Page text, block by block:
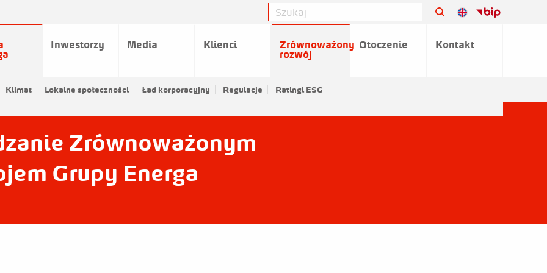
Grupy Energa Informacja o realizowanej strategii podatkowej
Inwestorzy Media Klienci
Zrównoważony
rozwój
Klimat Lokalne społeczności Ład korporacyjny Regulacje
Ratingi ESG
Otoczenie Kontakt
Zrównoważonym
Grupy Energa